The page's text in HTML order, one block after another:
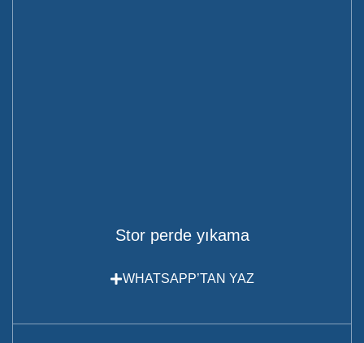
Stor perde yıkama
WHATSAPP’TAN YAZ